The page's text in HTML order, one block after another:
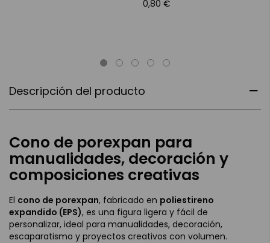
Descripción del producto
Cono de porexpan para
manualidades, decoración y
composiciones creativas
El cono de porexpan, fabricado en poliestireno
expandido (EPS), es una figura ligera y fácil de
personalizar, ideal para manualidades, decoración,
escaparatismo y proyectos creativos con volumen.
0,80 €